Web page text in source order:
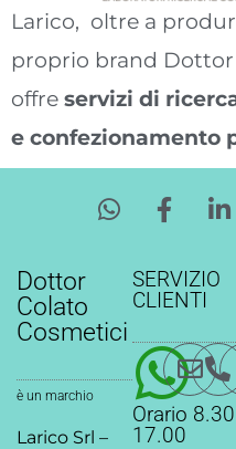
Larico, oltre a
proprio brand Dottor
offre servizi di
e confezionamento
W
h
a
p
p
F
a
e
b
o
k
-
f
i
k
i
n
-
i
Dottor
Colato
Cosmetici
è un marchio
Larico Srl –
SERVIZIO
CLIENTI
Orario
17.00